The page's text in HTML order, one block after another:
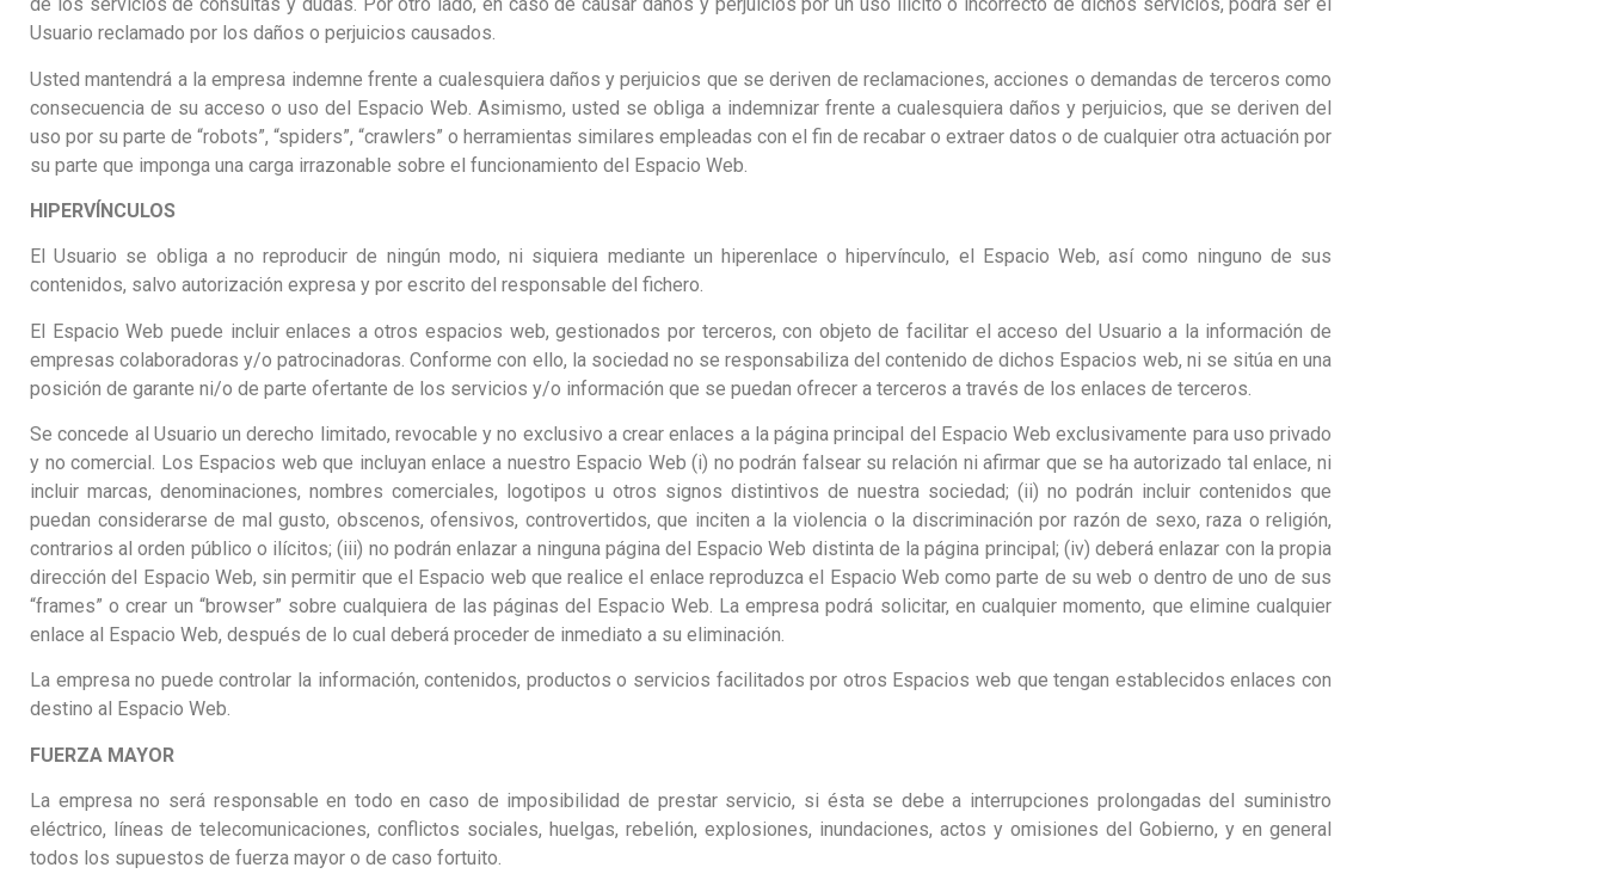
Usuario reclamado por los daños o perjuicios causados.
Usted mantendrá a la empresa indemne frente a cualesquiera daños y perjuicios que se deriven de reclamaciones, acciones o demandas de terceros como
consecuencia de su acceso o uso del Espacio Web. Asimismo, usted se obliga a indemnizar frente a cualesquiera daños y perjuicios, que se deriven del
uso por su parte de “robots”, “spiders”, “crawlers” o herramientas similares empleadas con el fin de recabar o extraer datos o de cualquier otra actuación por
su parte que imponga una carga irrazonable sobre el funcionamiento del Espacio Web.
HIPERVÍNCULOS
El Usuario se obliga a no reproducir de ningún modo, ni siquiera mediante un hiperenlace o hipervínculo, el Espacio Web, así como ninguno de sus
contenidos, salvo autorización expresa y por escrito del responsable del fichero.
El Espacio Web puede incluir enlaces a otros espacios web, gestionados por terceros, con objeto de facilitar el acceso del Usuario a la información de
empresas colaboradoras y/o patrocinadoras. Conforme con ello, la sociedad no se responsabiliza del contenido de dichos Espacios web, ni se sitúa en una
posición de garante ni/o de parte ofertante de los servicios y/o información que se puedan ofrecer a terceros a través de los enlaces de terceros.
Se concede al Usuario un derecho limitado, revocable y no exclusivo a crear enlaces a la página principal del Espacio Web exclusivamente para uso privado
y no comercial. Los Espacios web que incluyan enlace a nuestro Espacio Web (i) no podrán falsear su relación ni afirmar que se ha autorizado tal enlace, ni
incluir marcas, denominaciones, nombres comerciales, logotipos u otros signos distintivos de nuestra sociedad; (ii) no podrán incluir contenidos que
puedan considerarse de mal gusto, obscenos, ofensivos, controvertidos, que inciten a la violencia o la discriminación por razón de sexo, raza o religión,
contrarios al orden público o ilícitos; (iii) no podrán enlazar a ninguna página del Espacio Web distinta de la página principal; (iv) deberá enlazar con la propia
dirección del Espacio Web, sin permitir que el Espacio web que realice el enlace reproduzca el Espacio Web como parte de su web o dentro de uno de sus
“frames” o crear un “browser” sobre cualquiera de las páginas del Espacio Web. La empresa podrá solicitar, en cualquier momento, que elimine cualquier
enlace al Espacio Web, después de lo cual deberá proceder de inmediato a su eliminación.
La empresa no puede controlar la información, contenidos, productos o servicios facilitados por otros Espacios web que tengan establecidos enlaces con
destino al Espacio Web.
FUERZA MAYOR
La empresa no será responsable en todo en caso de imposibilidad de prestar servicio, si ésta se debe a interrupciones prolongadas del suministro
eléctrico, líneas de telecomunicaciones, conflictos sociales, huelgas, rebelión, explosiones, inundaciones, actos y omisiones del Gobierno, y en general
todos los supuestos de fuerza mayor o de caso fortuito.